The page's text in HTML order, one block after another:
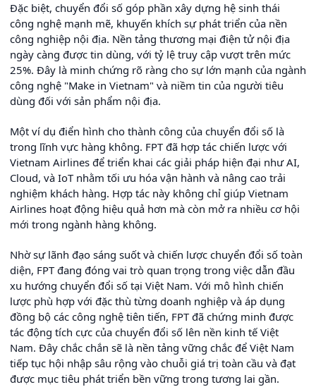
Đặc biệt, chuyển đổi số góp phần xây dựng hệ sinh thái
công nghệ mạnh mẽ, khuyến khích sự phát triển của nền
công nghiệp nội địa. Nền tảng thương mại điện tử nội địa
ngày càng được tin dùng, với tỷ lệ truy cập vượt trên mức
25%. Đây là minh chứng rõ ràng cho sự lớn mạnh của ngành
công nghệ "Make in Vietnam" và niềm tin của người tiêu
dùng đối với sản phẩm nội địa.
Một ví dụ điển hình cho thành công của chuyển đổi số là
trong lĩnh vực hàng không. FPT đã hợp tác chiến lược với
Vietnam Airlines để triển khai các giải pháp hiện đại như AI,
Cloud, và IoT nhằm tối ưu hóa vận hành và nâng cao trải
nghiệm khách hàng. Hợp tác này không chỉ giúp Vietnam
Airlines hoạt động hiệu quả hơn mà còn mở ra nhiều cơ hội
mới trong ngành hàng không.
Nhờ sự lãnh đạo sáng suốt và chiến lược chuyển đổi số toàn
diện, FPT đang đóng vai trò quan trọng trong việc dẫn đầu
xu hướng chuyển đổi số tại Việt Nam. Với mô hình chiến
lược phù hợp với đặc thù từng doanh nghiệp và áp dụng
đồng bộ các công nghệ tiên tiến, FPT đã chứng minh được
tác động tích cực của chuyển đổi số lên nền kinh tế Việt
Nam. Đây chắc chắn sẽ là nền tảng vững chắc để Việt Nam
tiếp tục hội nhập sâu rộng vào chuỗi giá trị toàn cầu và đạt
được mục tiêu phát triển bền vững trong tương lai gần.